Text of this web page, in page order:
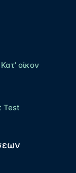
οίκον
Test